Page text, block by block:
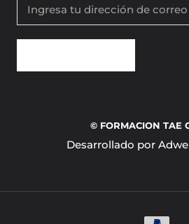
© FORMACION TAE
Desarrollado por